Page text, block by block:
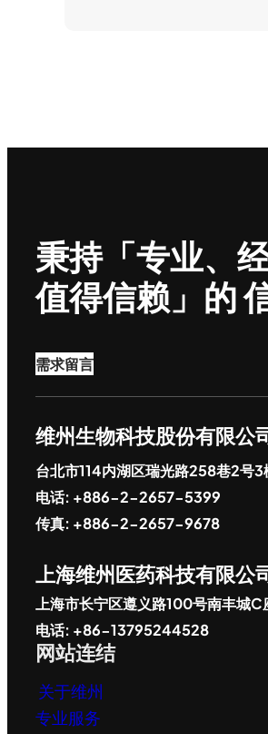
秉持「专业、经
值得信赖」的
需求留言
维州生物科技股份有限公
台北市114内湖区瑞光路258巷2号3
电话: +886-2-2657-5399
传真: +886-2-2657-9678
上海维州医药科技有限公
上海市长宁区遵义路100号南丰城C
电话: +86-13795244528
网站连结
关于维州
专业服务